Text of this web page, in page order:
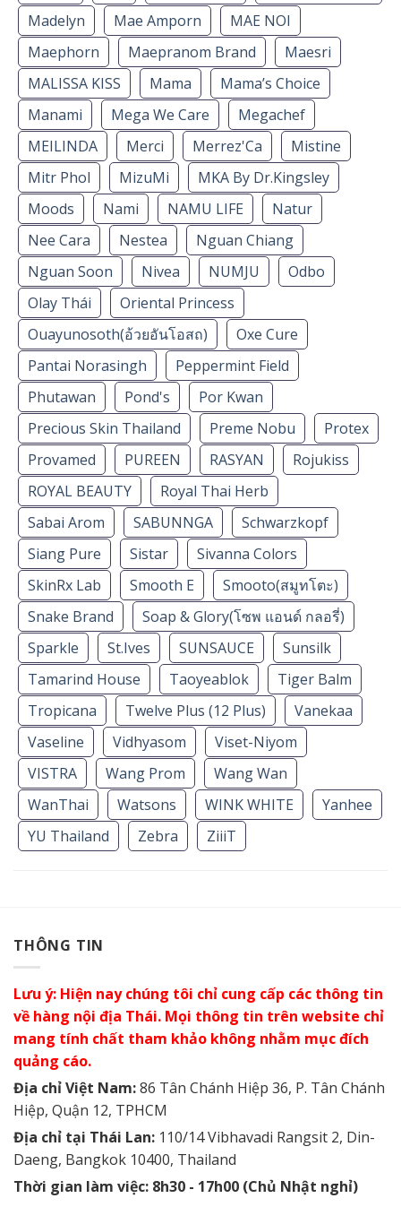
Madelyn
Mae Amporn
MAE NOI
Maephorn
Maepranom Brand
Maesri
MALISSA KISS
Mama
Mama’s Choice
Manami
Mega We Care
Megachef
MEILINDA
Merci Merrez'Ca
Mistine
Mitr Phol
MizuMi
MKA By Dr.Kingsley
Moods
Nami NAMU LIFE
Natur
Nee Cara
Nestea
Nguan Chiang
Nguan Soon
Nivea NUMJU
Odbo
Olay Thái
Oriental Princess
Ouayunosoth(อ้วยอันโอสถ)
Oxe Cure
Pantai Norasingh
Peppermint Field
Phutawan
Pond's
Por Kwan
Precious Skin Thailand
Preme Nobu
Protex
Provamed
PUREEN RASYAN
Rojukiss
ROYAL BEAUTY
Royal Thai Herb
Sabai Arom
SABUNNGA
Schwarzkopf
Siang Pure
Sistar
Sivanna Colors
SkinRx Lab
Smooth E
Smooto(สมูทโตะ)
Snake Brand
Soap & Glory(โซพ แอนด์ กลอรี่)
Sparkle
St.Ives SUNSAUCE
Sunsilk
Tamarind House
Taoyeablok
Tiger Balm
Tropicana
Twelve Plus (12 Plus)
Vanekaa
Vaseline
Vidhyasom
Viset-Niyom
VISTRA
Wang Prom
Wang Wan
WanThai
Watsons WINK WHITE
Yanhee
YU Thailand
Zebra ZiiiT
THÔNG TIN
Lưu ý: Hiện nay chúng tôi chỉ cung cấp các thông tin
về hàng nội địa Thái. Mọi thông tin trên website chỉ
mang tính chất tham khảo không nhằm mục đích
quảng cáo.
Địa chỉ Việt Nam:86 Tân Chánh Hiệp 36, P. Tân Chánh
Hiệp, Quận 12, TPHCM
Địa chỉ tại Thái Lan: 110/14 Vibhavadi Rangsit 2, Din-
Daeng, Bangkok 10400, Thailand
Thời gian làm việc: 8h30 - 17h00 (Chủ Nhật nghỉ)